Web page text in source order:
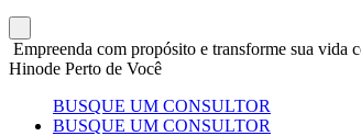
Empreenda com propósito e transforme sua vida
Hinode Perto de Você
BUSQUE UM CONSULTOR
BUSQUE UM CONSULTOR